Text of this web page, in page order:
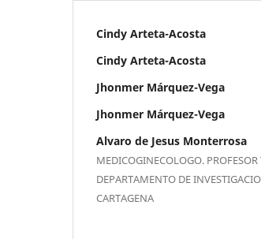
Cindy Arteta-Acosta
Cindy Arteta-Acosta
Jhonmer Márquez-Vega
Jhonmer Márquez-Vega
Alvaro de Jesus Monterrosa
MEDICOGINECOLOGO.
DEPARTAMENTO DE
CARTAGENA